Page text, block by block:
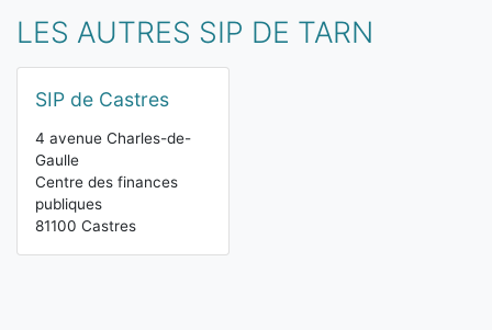
LES AUTRES SIP DE TARN
SIP de Castres
4 avenue Charles-de-
Gaulle
Centre des finances
publiques
81100 Castres